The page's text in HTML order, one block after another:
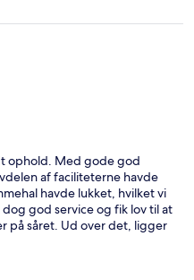
ophold. Med gode god
af faciliteterne havde
havde lukket, hvilket vi
god service og fik lov til at
på såret. Ud over det, ligger